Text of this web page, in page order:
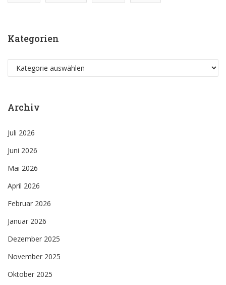
Kategorien
Kategorien
Archiv
Juli 2026
Juni 2026
Mai 2026
April 2026
Februar 2026
Januar 2026
Dezember 2025
November 2025
Oktober 2025